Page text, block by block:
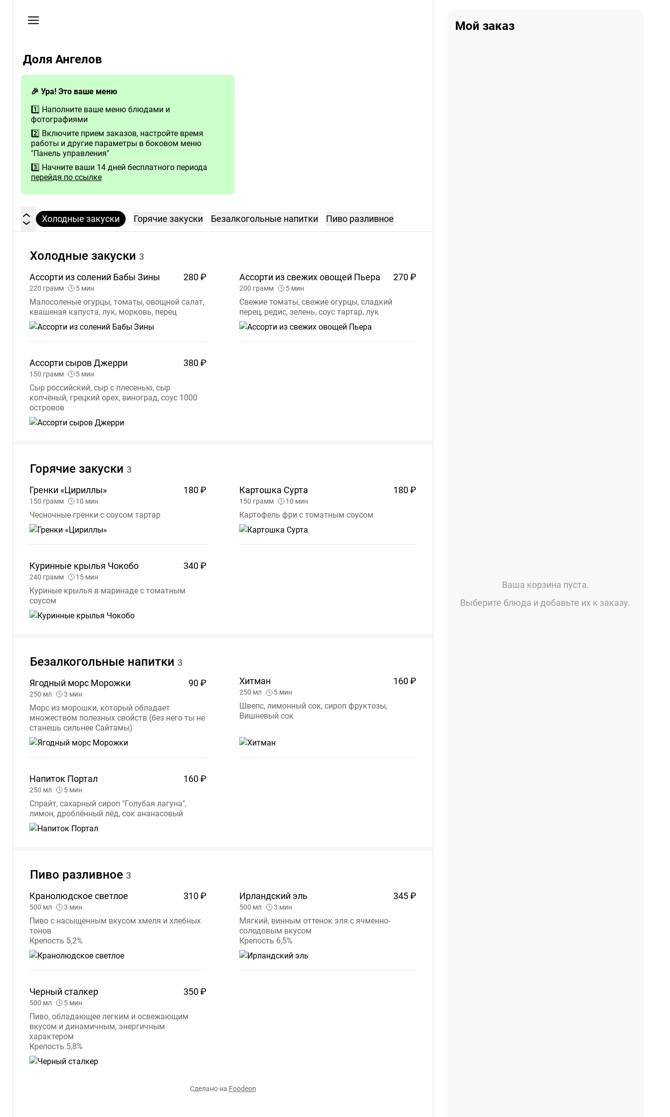
соглашение
89089655848
Доля Ангелов
🎉 Ура! Это ваше меню
1️⃣ Наполните ваше меню блюдами и
фотографиями
2️⃣ Включите прием заказов, настройте время
работы и другие параметры в боковом меню
"Панель управления"
3️⃣ Начните ваши 14 дней бесплатного периода
перейдя по ссылке
Холодные закуски Горячие закуски Безалкогольные напитки Пиво разливное
Холодные закуски 3
Ассорти из солений Бабы Зины 280 ₽
220 грамм 5 мин
Малосоленые огурцы, томаты, овощной салат,
квашеная капуста, лук, морковь, перец
Ассорти из свежих овощей Пьера 270 ₽
200 грамм 5 мин
Свежие томаты, свежие огурцы, сладкий
перец, редис, зелень, соус тартар, лук
Ассорти сыровДжерри 380 ₽
150 грамм 5 мин
Сыр российский, сыр с плесенью, сыр
копчёный, грецкий орех, виноград, соус 1000
островов
Горячие закуски 3
Гренки «Цириллы» 180 ₽
150 грамм 10 мин
Чесночные гренки с соусом тартар
Картошка Сурта 180 ₽
150 грамм 10 мин
Картофель фри с томатным соусом
Куринные крылья Чокобо 340 ₽
240 грамм 15 мин
Куриные крылья в маринаде с томатным
соусом
Безалкогольные напитки 3
Ягодный морс Морожки 90 ₽
250 мл 3 мин
Морс из морошки, который обладает
множеством полезных свойств (без него ты не
станешь сильнее Сайтамы)
Хитман 160 ₽
250 мл 5 мин
Швепс, лимонный сок, сироп фруктозы,
Вишневый сок
Напиток Портал 160 ₽
250 мл 5 мин
Спрайт, сахарный сироп "Голубая лагуна",
лимон, дроблённый лёд, сок ананасовый
Пиво разливное 3
Кранолюдское светлое 310 ₽
500 мл 3 мин
Пиво с насыщенным вкусом хмеля и хлебных
тонов
Крепость 5,2%
Ирландский эль 345 ₽
500 мл 3 мин
Мягкий, винным оттенок эля с ячменно-
солодовым вкусом
Крепость 6,5%
Черный сталкер 350 ₽
500 мл 5 мин
Пиво, обладающее легким и освежающим
вкусом и динамичным, энергичным
характером
Крепость 5,8%
Сделано на Foodeon
Мой заказ
Ваша корзина пуста.
Выберите блюда и добавьте их к заказу.